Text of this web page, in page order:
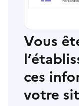
Vous
ces
votre